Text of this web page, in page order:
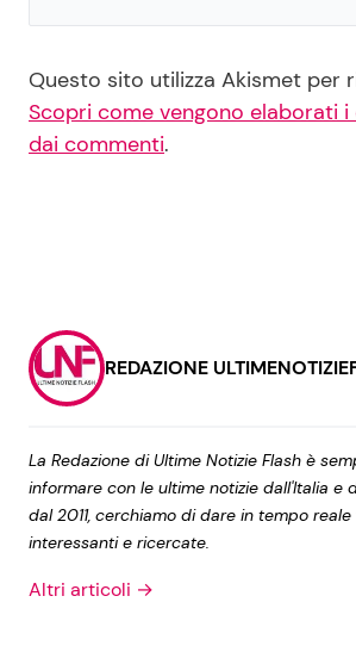
Questo sito utilizza Akismet per
Scopri come vengono elaborati
dai commenti.
REDAZIONE
La Redazione di Ultime Notizie Flash è
informare con le ultime notizie dall'Italia e
dal 2011, cerchiamo di dare in tempo
interessanti e ricercate.
Altri articoli →